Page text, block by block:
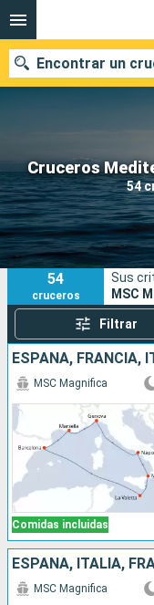
Cruceros
54
Encontrar un
Nuestros destinos
Fecha de salida
Puertos
54
cruceros
Sus
MSC
Filtrar
ESPAÑA, FRANCIA,
Comidas incluidas
MSC Magnifica
ESPAÑA, ITALIA,
MSC Magnifica